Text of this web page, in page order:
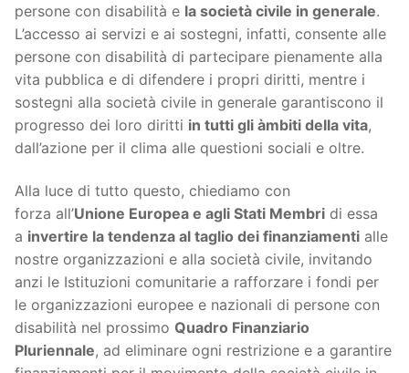
persone con disabilità e la società civile in generale.
L’accesso ai servizi e ai sostegni, infatti, consente alle
persone con disabilità di partecipare pienamente alla
vita pubblica e di difendere i propri diritti, mentre i
sostegni alla società civile in generale garantiscono il
progresso dei loro diritti in tutti gli àmbiti della vita,
dall’azione per il clima alle questioni sociali e oltre.
Alla luce di tutto questo, chiediamo con
forza all’Unione Europea e agli Stati Membri di essa
a invertire la tendenza al taglio dei finanziamenti alle
nostre organizzazioni e alla società civile, invitando
anzi le Istituzioni comunitarie a rafforzare i fondi per
le organizzazioni europee e nazionali di persone con
disabilità nel prossimo Quadro Finanziario
Pluriennale, ad eliminare ogni restrizione e a garantire